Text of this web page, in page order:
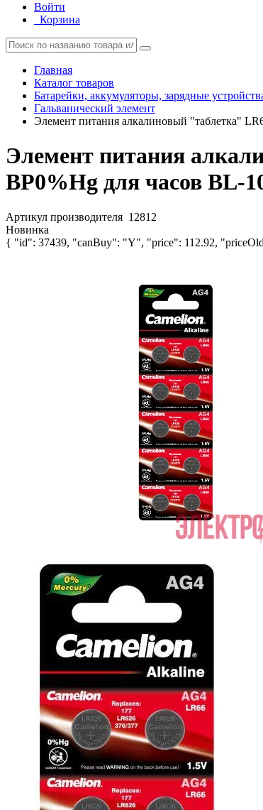
Войти
Корзина
Главная
Каталог товаров
Батарейки, аккумуляторы, зарядные
Гальванический элемент
Элемент питания алкалиновый "таблетка"
Элемент питания
BP0%Hg для часов BL-
Артикул производителя 12812
Новинка
{ "id": 37439, "canBuy": "Y", "price": 112.92,